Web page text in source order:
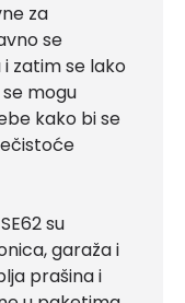
za
se
zatim se lako
mogu
kako bi se
su
garaža i
prašina i